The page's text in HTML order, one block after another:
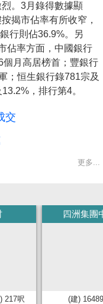
。3月錄得數據顯
揭市佔率有所收窄，
行則佔36.9%。另
佔率方面，中國銀行
個月高居榜首；豐銀行
；恒生銀行錄781宗及
，排行第4。
交
更多...
217呎
四洲集團
(建)